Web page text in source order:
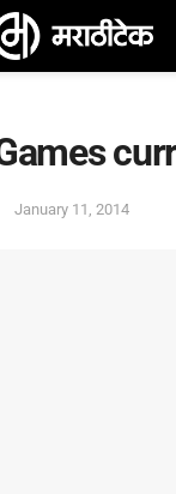
January 11, 2014